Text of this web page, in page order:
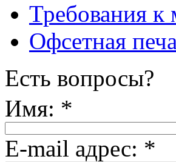
Требования к
Офсетная
Есть вопросы?
Имя: *
E-mail адрес: *